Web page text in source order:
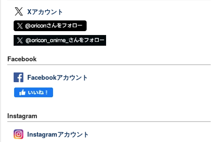
Xアカウント
Facebook
Facebookアカウント
Instagram
Instagramアカウント